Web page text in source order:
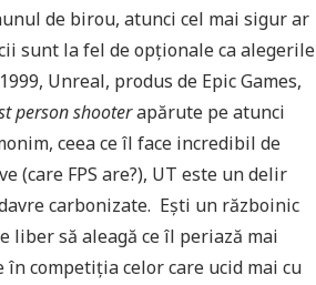
de birou, atunci cel mai sigur ar
sunt la fel de opționale ca alegerile
Unreal, produs de Epic Games,
person shooterapărute pe atunci
ceea ce îl face incredibil de
FPS are?), UT este un delir
carbonizate. Ești un războinic
liber să aleagă ce îl periază mai
competiția celor care ucid mai cu